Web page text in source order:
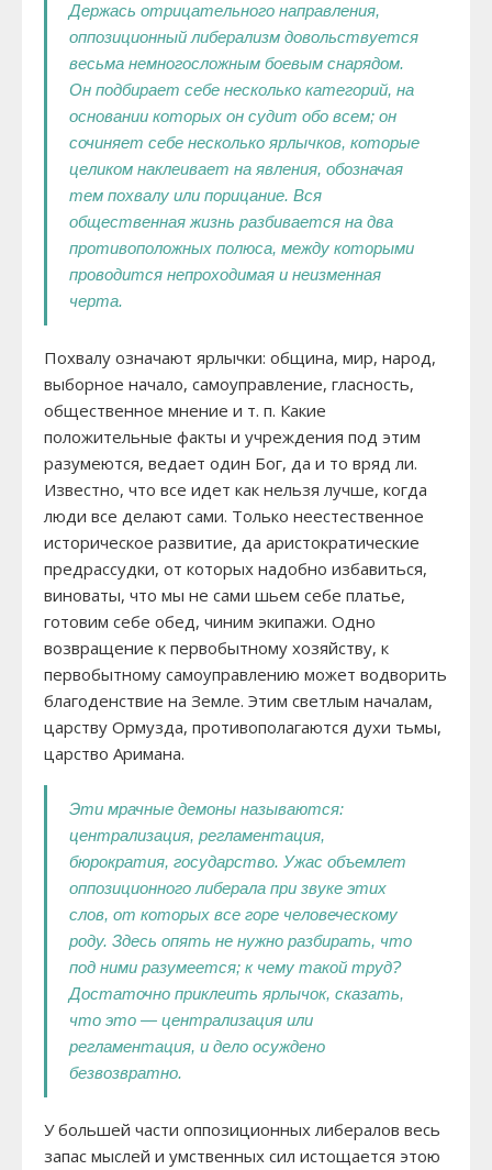
Держась отрицательного направления,
оппозиционный либерализм довольствуется
весьма немногосложным боевым снарядом.
Он подбирает себе несколько категорий, на
основании которых он судит обо всем; он
сочиняет себе несколько ярлычков, которые
целиком наклеивает на явления, обозначая
тем похвалу или порицание. Вся
общественная жизнь разбивается на два
противоположных полюса, между которыми
проводится непроходимая и неизменная
черта.
Похвалу означают ярлычки: община, мир, народ,
выборное начало, самоуправление, гласность,
общественное мнение и т. п. Какие
положительные факты и учреждения под этим
разумеются, ведает один Бог, да и то вряд ли.
Известно, что все идет как нельзя лучше, когда
люди все делают сами. Только неестественное
историческое развитие, да аристократические
предрассудки, от которых надобно избавиться,
виноваты, что мы не сами шьем себе платье,
готовим себе обед, чиним экипажи. Одно
возвращение к первобытному хозяйству, к
первобытному самоуправлению может водворить
благоденствие на Земле. Этим светлым началам,
царству Ормузда, противополагаются духи тьмы,
царство Аримана.
Эти мрачные демоны называются:
централизация, регламентация,
бюрократия, государство. Ужас объемлет
оппозиционного либерала при звуке этих
слов, от которых все горе человеческому
роду. Здесь опять не нужно разбирать, что
под ними разумеется; к чему такой труд?
Достаточно приклеить ярлычок, сказать,
что это — централизация или
регламентация, и дело осуждено
безвозвратно.
У большей части оппозиционных либералов весь
запас мыслей и умственных сил истощается этою